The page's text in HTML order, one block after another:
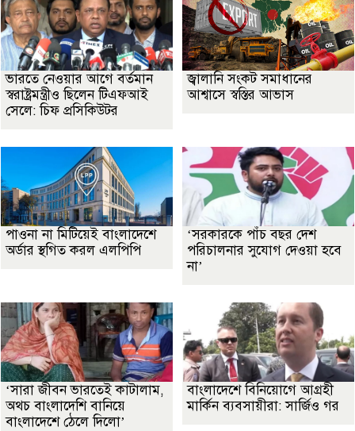
ভারতে নেওয়ার আগে বর্তমান
স্বরাষ্ট্রমন্ত্রীও ছিলেন টিএফআই
সেলে: চিফ প্রসিকিউটর
জ্বালানি সংকট সমাধানের
আশ্বাসে স্বস্তির আভাস
পাওনা না মিটিয়েই বাংলাদেশে
অর্ডার স্থগিত করল এলপিপি
‘সরকারকে পাঁচ বছর দেশ
পরিচালনার সুযোগ দেওয়া হবে
না’
‘সারা জীবন ভারতেই কাটালাম,
অথচ বাংলাদেশি বানিয়ে
বাংলাদেশে ঠেলে দিলো’
বাংলাদেশে বিনিয়োগে আগ্রহী
মার্কিন ব্যবসায়ীরা: সার্জিও গর